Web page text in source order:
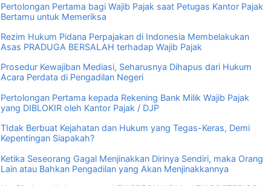
Pertolongan Pertama bagi Wajib Pajak saat Petugas Kantor Pajak
Bertamu untuk Memeriksa
Rezim Hukum Pidana Perpajakan di Indonesia Membelakukan
Asas PRADUGA BERSALAH terhadap Wajib Pajak
Prosedur Kewajiban Mediasi, Seharusnya Dihapus dari Hukum
Acara Perdata di Pengadilan Negeri
Pertolongan Pertama kepada Rekening Bank Milik Wajib Pajak
yang DIBLOKIR oleh Kantor Pajak / DJP
TIdak Berbuat Kejahatan dan Hukum yang Tegas-Keras, Demi
Kepentingan Siapakah?
Ketika Seseorang Gagal Menjinakkan Dirinya Sendiri, maka Orang
Lain atau Bahkan Pengadilan yang Akan Menjinakkannya